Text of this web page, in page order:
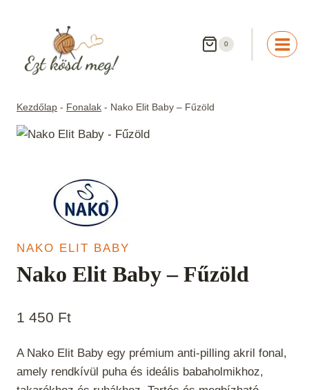
0
Kezdőlap - Fonalak - Nako Elit Baby – Fűzöld
NAKO ELIT BABY
Nako Elit Baby – Fűzöld
1 450 Ft
A Nako Elit Baby egy prémium anti-pilling akril fonal,
amely rendkívül puha és ideális babaholmikhoz,